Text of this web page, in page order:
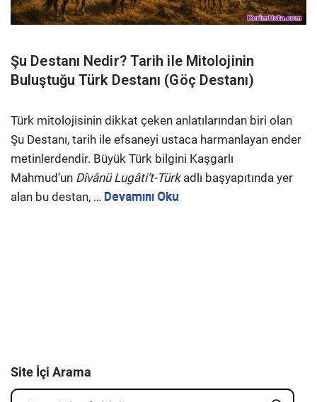
Şu Destanı Nedir? Tarih ile Mitolojinin
Buluştuğu Türk Destanı (Göç Destanı)
Türk mitolojisinin dikkat çeken anlatılarından biri olan
Şu Destanı, tarih ile efsaneyi ustaca harmanlayan ender
metinlerdendir. Büyük Türk bilgini Kaşgarlı
Mahmud’un Dîvânü Lugâti’t-Türkadlı başyapıtında yer
alan bu destan, … Devamını Oku
Site İçi Arama